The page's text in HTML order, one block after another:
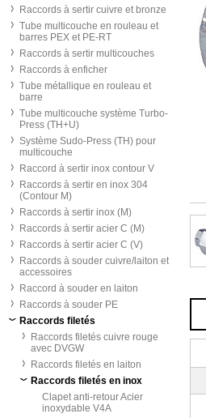
Raccords à sertir cuivre et bronze
Tube multicouche en rouleau et
barres PEX et PE-RT
Raccords à sertir multicouches
Raccords à enficher
Tube métallique en rouleau et
barre
Tube multicouche système Turbo-
Press (TH+U)
Système Sudo-Press (TH) pour
multicouche
Raccord à sertir inox contour V
Raccords à sertir en inox 304
(Contour M)
Raccords à sertir inox (M)
Raccords à sertir acier C (M)
Raccords à sertir acier C (V)
Raccords à souder cuivre/laiton et
accessoires
Raccord à souder en laiton
Raccords à souder PE
Raccords filetés
Raccords filetés cuivre rouge
avec DVGW
Raccords filetés en laiton
Raccords filetés en inox
Clapet anti-retour Acier
inoxydable V4A